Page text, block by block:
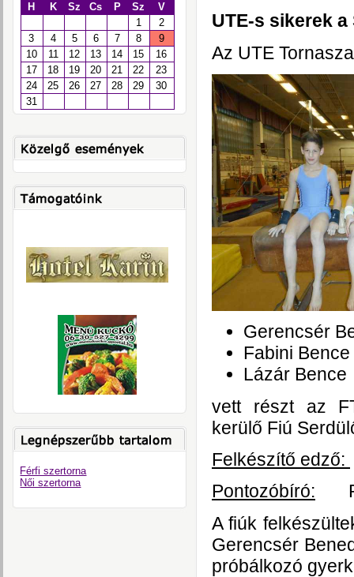
H K Sz Cs P Sz
V
1
2
3
4 5 6 7 8
9
10
11 12 13 14 15
16
17
18 19 20 21 22
23
24
25 26 27 28 29
30
31
Férfi szertorna
Női szertorna
UTE-s sikerek
Az UTE
Gerencsér
Fabini Bence
Lázár Bence
vett részt az
kerülő Fiú
Felkészítő edző:
Pontozóbíró:
A fiúk
Gerencsér
próbálkozó